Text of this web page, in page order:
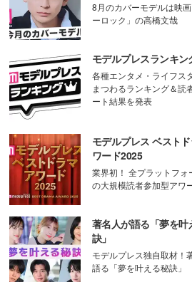
8月のカバーモデルは映
ーロック」の高橋文哉
モデルプレスランキン
各種エンタメ・ライフス
まつわるランキング＆読
ート結果を発表
モデルプレス ベスト
ワード2025
業界初！ 全プラットフォ
の大規模読者参加型アワ
著名人が語る「夢を叶
訣」
モデルプレス独自取材！
語る「夢を叶える秘訣」